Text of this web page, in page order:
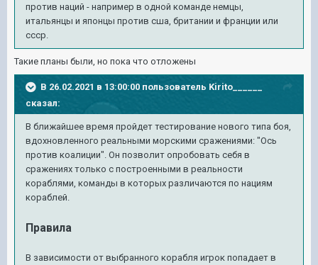
против наций - например в одной команде немцы,
итальянцы и японцы против сша, британии и франции или
ссср.
Такие планы были, но пока что отложены
В 26.02.2021 в 13:00:00 пользователь Kirito______
сказал:
В ближайшее время пройдет тестирование нового типа боя,
вдохновленного реальными морскими сражениями: "Ось
против коалиции". Он позволит опробовать себя в
сражениях только с построенными в реальности
кораблями, команды в которых различаются по нациям
кораблей.
Правила
В зависимости от выбранного корабля игрок попадает в